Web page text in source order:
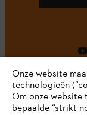
Onze website
technologieën
Om onze website
bepaalde “strikt